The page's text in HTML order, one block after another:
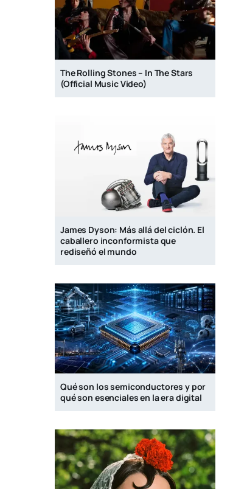
The Rolling Stones – In The Stars
(Official Music Video)
James Dyson: Más allá del ciclón. El
caballero inconformista que
rediseñó el mundo
Qué son los semiconductores y por
qué son esenciales en la era digital